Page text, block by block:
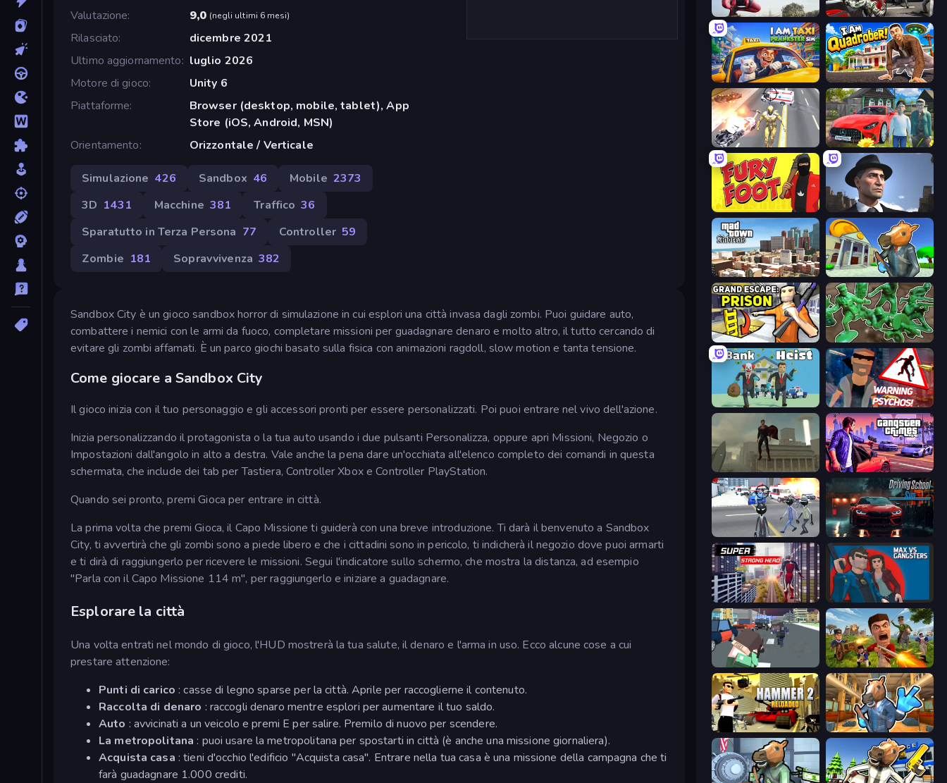
Valutazione
9,0 (negli ultimi 6 mesi)
Rilasciato
dicembre 2021
Ultimo aggiornamento
luglio 2026
Motore di gioco
Unity 6
Piattaforme
Browser (desktop, mobile, tablet), App
Store (iOS, Android, MSN)
Orientamento
Orizzontale / Verticale
Simulazione 426 Sandbox 46 Mobile 2373
3D 1431 Macchine 381 Traffico 36
Sparatutto in Terza Persona 77 Controller 59
Zombie 181 Sopravvivenza 382
Sandbox City è un gioco sandbox horror di simulazione in cui esplori una città invasa dagli zombi. Puoi guidare auto,
combattere i nemici con le armi da fuoco, completare missioni per guadagnare denaro e molto altro, il tutto cercando di
evitare gli zombi affamati. È un parco giochi basato sulla fisica con animazioni ragdoll, slow motion e tanta tensione.
Come giocare a Sandbox City
Il gioco inizia con il tuo personaggio e gli accessori pronti per essere personalizzati. Poi puoi entrare nel vivo dell'azione.
Inizia personalizzando il protagonista o la tua auto usando i due pulsanti Personalizza, oppure apri Missioni, Negozio o
Impostazioni dall'angolo in alto a destra. Vale anche la pena dare un'occhiata all'elenco completo dei comandi in questa
schermata, che include dei tab per Tastiera, Controller Xbox e Controller PlayStation.
Quando sei pronto, premi Gioca per entrare in città.
La prima volta che premi Gioca, il Capo Missione ti guiderà con una breve introduzione. Ti darà il benvenuto a Sandbox
City, ti avvertirà che gli zombi sono a piede libero e che i cittadini sono in pericolo, ti indicherà il negozio dove puoi armarti
e ti dirà di raggiungerlo per ricevere le missioni. Segui l'indicatore sullo schermo, che mostra la distanza, ad esempio
"Parla con il Capo Missione 114 m", per raggiungerlo e iniziare a guadagnare.
Esplorare la città
Una volta entrati nel mondo di gioco, l'HUD mostrerà la tua salute, il denaro e l'arma in uso. Ecco alcune cose a cui
prestare attenzione:
Punti di carico : casse di legno sparse per la città. Aprile per raccoglierne il contenuto.
Raccolta di denaro : raccogli denaro mentre esplori per aumentare il tuo saldo.
Auto : avvicinati a un veicolo e premi E per salire. Premilo di nuovo per scendere.
La metropolitana : puoi usare la metropolitana per spostarti in città (è anche una missione giornaliera).
Acquista casa : tieni d'occhio l'edificio "Acquista casa". Entrare nella tua casa è una missione della campagna che ti
farà guadagnare 1.000 crediti.
Amazing Strange Rope Police Grand Action Simulator: New York
I Am Taxi Prankster Sim I Am Quadrober!
Speedboy: History with Grandfather
Fury Foot Downtown 1930s Mafia
Mad Town Andreas: Mafia Storie Bank Robbery 3
Grand Escape: Prison Soldiers - Capture and Control!
Bank Heist City of Psychos
The Superman - Theme is Aliens Gangster Crimes Online 6: Mafia City
Amazing Crime Strange Stickman Driving School Simulator
Super Strong Hero Max vs Gangsters
Redcoats.io
Hammer 2 Bank Robbery 2